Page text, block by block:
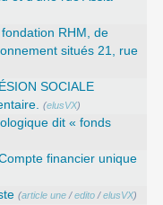
RHM, de
situés 21, rue
SOCIALE
(elusVX)
dit « fonds
financier unique
(article une /edito /elusVX)